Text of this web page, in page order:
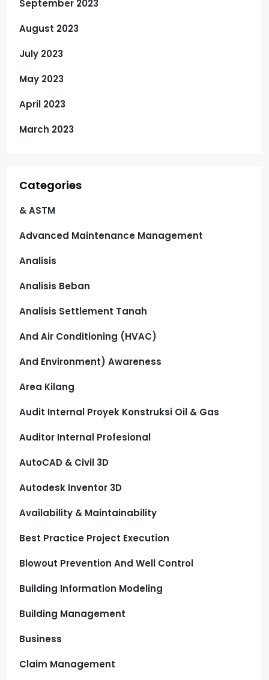
September 2023
August 2023
July 2023
May 2023
April 2023
March 2023
Categories
& ASTM
Advanced Maintenance Management
Analisis
Analisis Beban
Analisis Settlement Tanah
And Air Conditioning (HVAC)
And Environment) Awareness
Area Kilang
Audit Internal Proyek Konstruksi Oil & Gas
Auditor Internal Profesional
AutoCAD & Civil 3D
Autodesk Inventor 3D
Availability & Maintainability
Best Practice Project Execution
Blowout Prevention And Well Control
Building Information Modeling
Building Management
Business
Claim Management